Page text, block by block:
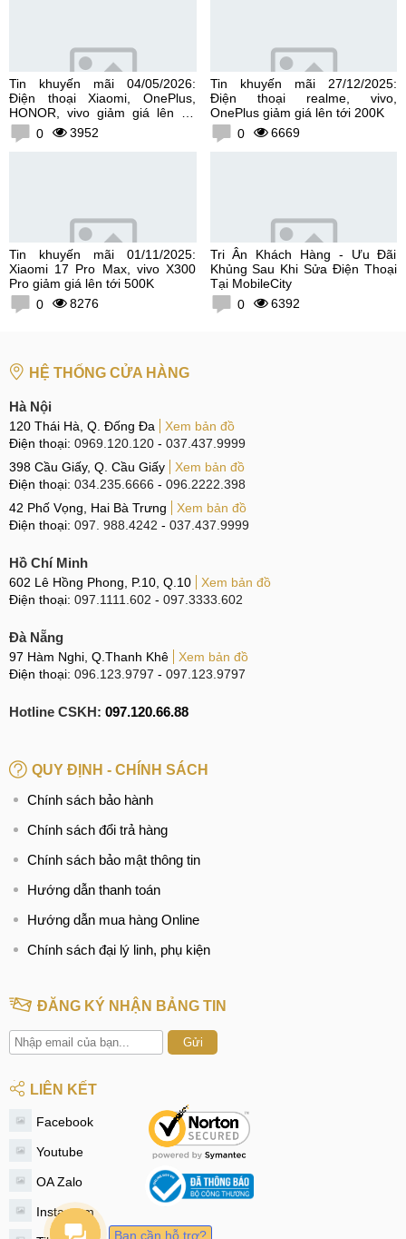
Tin khuyến mãi 04/05/2026:
Điện thoại Xiaomi, OnePlus,
HONOR, vivo giảm giá lên tới
300K0 3952
Tin khuyến mãi 27/12/2025:
Điện thoại realme, vivo,
OnePlus giảm giá lên tới 200K
0
6669
Tin khuyến mãi 01/11/2025:
Xiaomi 17 Pro Max, vivo X300
Pro giảm giá lên tới 500K
0
8276
Tri Ân Khách Hàng - Ưu Đãi
Khủng Sau Khi Sửa Điện Thoại
Tại MobileCity
0
6392
HỆ THỐNG CỬA HÀNG
Hà Nội
120 Thái Hà, Q. Đống Đa
Xem bản đồ
Điện thoại: 0969.120.120 - 037.437.9999
398 Cầu Giấy, Q. Cầu Giấy
Xem bản đồ
Điện thoại: 034.235.6666 - 096.2222.398
42 Phố Vọng, Hai Bà Trưng
Xem bản đồ
Điện thoại: 097. 988.4242 - 037.437.9999
Hồ Chí Minh
602 Lê Hồng Phong, P.10, Q.10
Xem bản đồ
Điện thoại: 097.1111.602 - 097.3333.602
Đà Nẵng
97 Hàm Nghi, Q.Thanh Khê
Xem bản đồ
Điện thoại: 096.123.9797 - 097.123.9797
Hotline CSKH: 097.120.66.88
QUY ĐỊNH - CHÍNH SÁCH
Chính sách bảo hành
Chính sách đổi trả hàng
Chính sách bảo mật thông tin
Hướng dẫn thanh toán
Hướng dẫn mua hàng Online
Chính sách đại lý linh, phụ kiện
ĐĂNG KÝ NHẬN BẢNG TIN
Gửi
LIÊN KẾT
Facebook
Youtube
OA Zalo
Instagram
Bạn cần hỗ trợ?